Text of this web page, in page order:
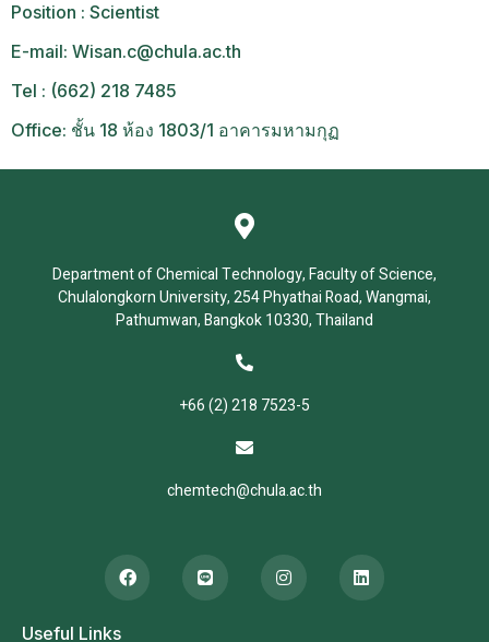
Position : Scientist
E-mail: Wisan.c@chula.ac.th
Tel : (662) 218 7485
Office: ชั้น 18 ห้อง 1803/1 อาคารมหามกุฏ
Department of Chemical Technology, Faculty of Science,
Chulalongkorn University, 254 Phyathai Road, Wangmai,
Pathumwan, Bangkok 10330, Thailand
+66 (2) 218 7523-5
chemtech@chula.ac.th
Useful Links